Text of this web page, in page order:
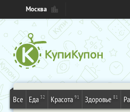
Москва
Все Еда 32 Красота 91 Здоровье 81